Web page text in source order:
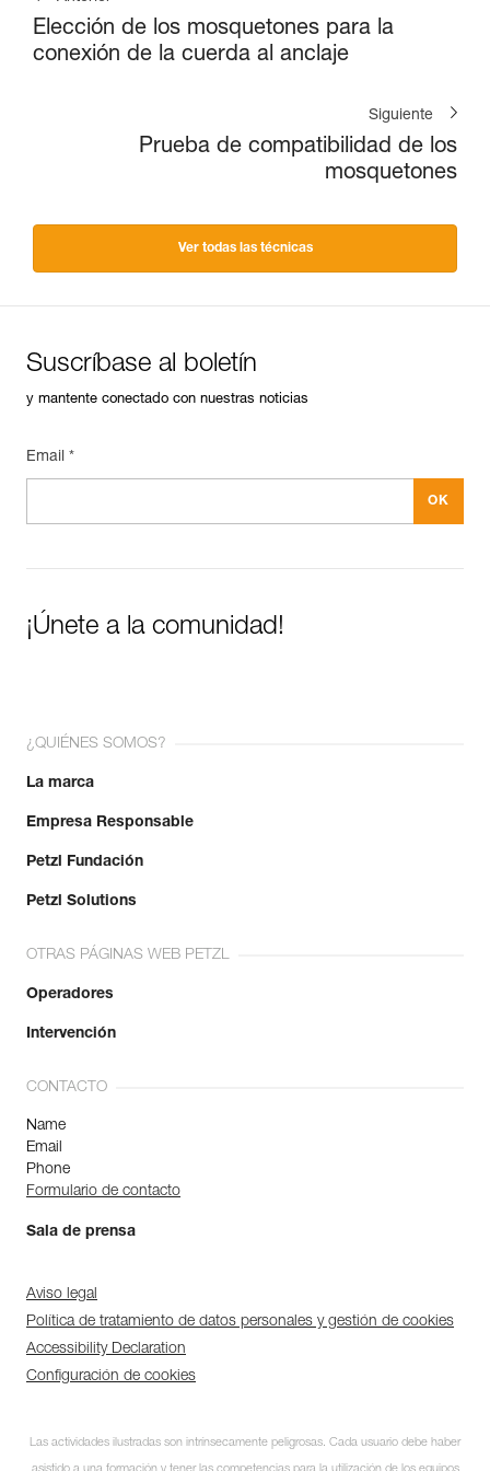
Elección de los mosquetones para la
conexión de la cuerda al anclaje
Siguiente
Prueba de compatibilidad de los
mosquetones
Ver todas las técnicas
Suscríbase al boletín
y mantente conectado con nuestras noticias
Email *
¡Únete a la comunidad!
¿QUIÉNES SOMOS?
La marca
Empresa Responsable
Petzl Fundación
Petzl Solutions
OTRAS PÁGINAS WEB PETZL
Operadores
Intervención
CONTACTO
Name
Email
Phone
Formulario de contacto
Sala de prensa
Aviso legal
Política de tratamiento de datos personales y gestión de cookies
Accessibility Declaration
Configuración de cookies
Las actividades ilustradas son intrínsecamente peligrosas. Cada usuario debe haber